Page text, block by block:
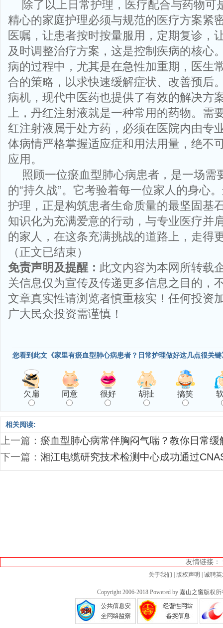
除了以上日常护理，医疗配合与药物可
精心的家庭护理必须与规范的医疗方案紧
医嘱，让患者按时按量服用，定期复诊，
及时调整治疗方案，这是控制疾病的核心
病的过程中，尤其是在急性加重期，医生
合的策略，以求快速缓解症状、改善预后
病机，现代中医药也提供了有效的解决方
上，丹红注射液就是一种常用的药物。需
红注射液属于处方药，必须在医院内由专
体病情严格掌握适应症和用法用量，绝不
应用。
照顾一位瘀血型肺心病患者，是一场需
的“持久战”。它考验着每一位家人的身心
护理，正是构筑患者生命质量的最坚固基
知识化为充满爱意的行动，与专业医疗并
的家人，在这条充满挑战的道路上，走得
（正文已结束）
免责声明及提醒： 此文内容为本网所转载
关信息仅为宣传及传递更多信息之目的，
文章真实性请浏览者慎重核实！任何投资
广大民众投资需谨慎！
您看到此文《家里有瘀血型肺心病患者？日常护理做好这几点很关
欠扁 同意 很好 胡扯 搞笑
相关阅读:
上一篇： 瘀血型肺心病常伴胸闷气喘？教你日常缓
下一篇： 湘江电缆研究技术检测中心成功通过
友情链接：
关于我们 版权声明 诚聘
Copyright 2006-2018 Powered by 嘉山之窗版权